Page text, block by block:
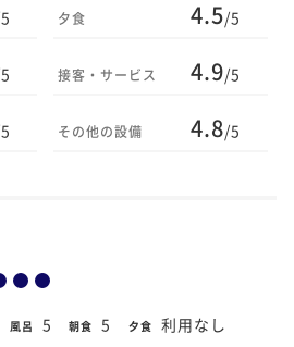
夕食 4.5/5
接客・サービス 4.9/5
その他の設備 4.8/5
風呂 5 朝食 5 夕食 利用なし